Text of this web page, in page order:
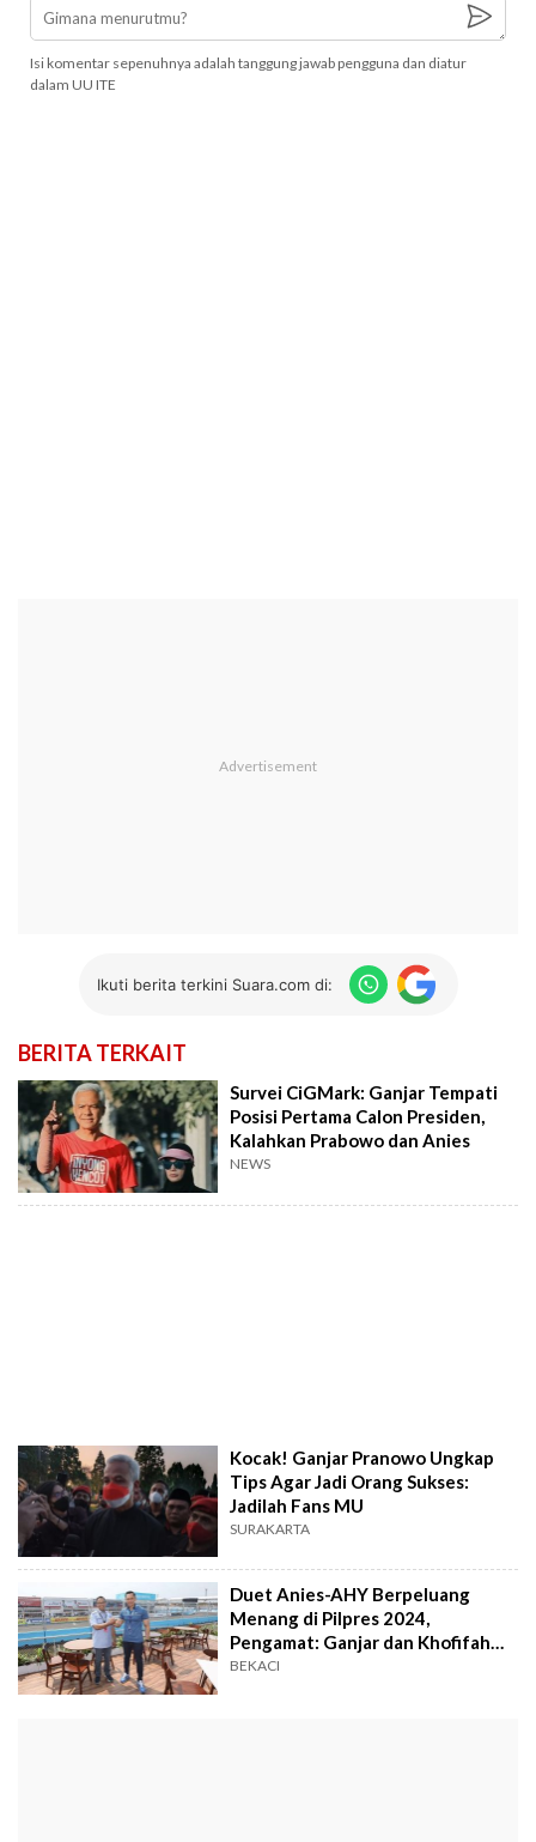
Isi komentar sepenuhnya adalah tanggung jawab pengguna dan diatur
dalam UU ITE
Ikuti berita terkini Suara.com di:
BERITA TERKAIT
Survei CiGMark: Ganjar Tempati
Posisi Pertama Calon Presiden,
Kalahkan Prabowo dan Anies
NEWS
Kocak! Ganjar Pranowo Ungkap
Tips Agar Jadi Orang Sukses:
Jadilah Fans MU
SURAKARTA
Duet Anies-AHY Berpeluang
Menang di Pilpres 2024,
Pengamat: Ganjar dan Khofifah
Bisa Jadi Lawan Terkuat
BEKACI